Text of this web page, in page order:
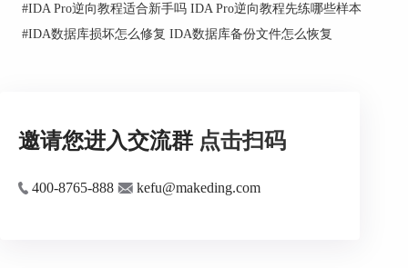
做Set Type，这是官方明确支持的交互方式，而且
既能改函数类型，也能改局部变量与全局对象类
对函数名、局部变量名、关键结构字段名，先按
【N】改成有语义的名字。官方文档和快捷键表都
明确说明【N】就是Rename，且适用于变量、函数
和其他对象。命名一旦清楚，后面的分析速度会明
#IDA Pro逆向教程适合新手吗 IDA Pro逆向教程先练哪些样本
#IDA数据库损坏怎么修复 IDA数据库备份文件怎么恢复
邀请您进入交流群 点击扫码
400-8765-888 kefu@makeding.com